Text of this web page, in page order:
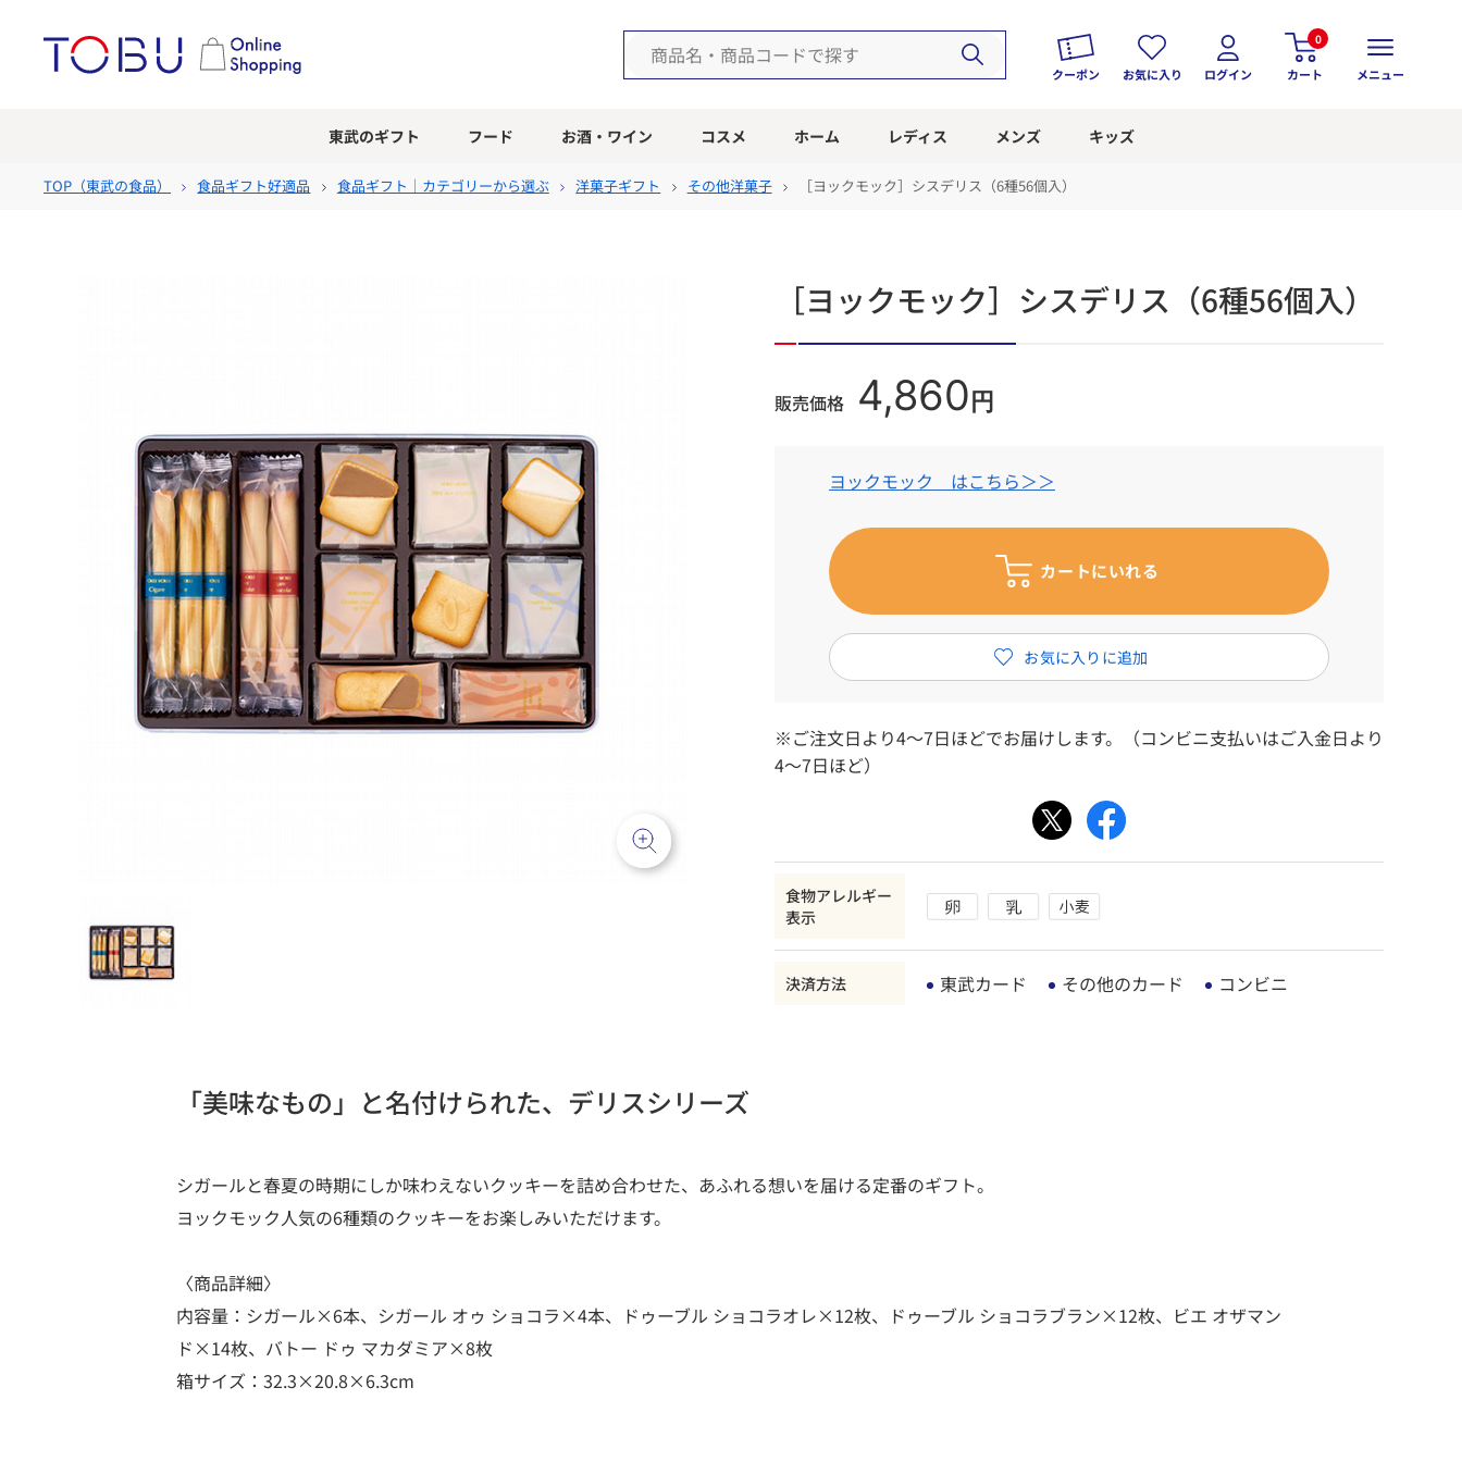
クーポン お気に入り ログイン
0
カート メニュー
東武のギフト フード お酒・ワイン コスメ ホーム レディス メンズ キッズ
TOP（東武の食品） 食品ギフト好適品 食品ギフト｜カテゴリーから選ぶ 洋菓子ギフト その他洋菓子 ［ヨックモック］シスデリス（6種56個入）
［ヨックモック］シスデリス（6種56個入）
販売価格 4,860円
ヨックモック はこちら＞＞
※ご注文日より4～7日ほどでお届けします。（コンビニ支払いはご入金日より
4～7日ほど）
食物アレルギー
表示
決済方法 東武カード その他のカード コンビニ
「美味なもの」と名付けられた、デリスシリーズ
シガールと春夏の時期にしか味わえないクッキーを詰め合わせた、あふれる想いを届ける定番のギフト。
ヨックモック人気の6種類のクッキーをお楽しみいただけます。
〈商品詳細〉
内容量：シガール×6本、シガール オゥ ショコラ×4本、ドゥーブル ショコラオレ×12枚、ドゥーブル ショコラブラン×12枚、ビエ オザマン
ド×14枚、バトー ドゥ マカダミア×8枚
箱サイズ：32.3×20.8×6.3cm